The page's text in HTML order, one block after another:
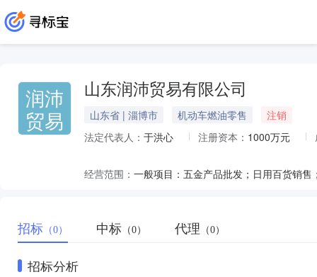
润沛
贸易
山东润沛贸易有限公司
山东省 | 淄博市 机动车燃油零售
注销
法定代表人： 于洪心 注册资本： 1000万元
经营范围：
招标 （0） 中标 （0） 代理 （0）
招标分析